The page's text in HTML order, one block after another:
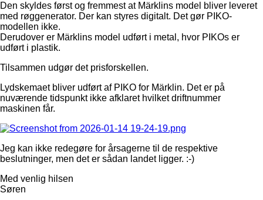
Den skyldes først og fremmest at Märklins model bliver leveret
med røggenerator. Der kan styres digitalt. Det gør PIKO-
modellen ikke.
Derudover er Märklins model udført i metal, hvor PIKOs er
udført i plastik.
Tilsammen udgør det prisforskellen.
Lydskemaet bliver udført af PIKO for Märklin. Det er på
nuværende tidspunkt ikke afklaret hvilket driftnummer
maskinen får.
Jeg kan ikke redegøre for årsagerne til de respektive
beslutninger, men det er sådan landet ligger. :-)
Med venlig hilsen
Søren